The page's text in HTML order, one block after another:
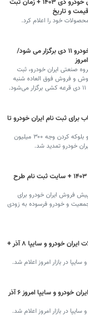
قرعه کشی ایران خودرو دی ۱۴۰۳ + زمان ثبت
و تاریخ
خود را اعلام کرد.
قرعه‌ کشی ایران‌ خودرو ١١ دی برگزار می‌ شود/
صنعتی ایران خودرو، ثبت
و فروش فوق‌ العاده شنبه
برای ثبت نام ایران خودرو تا
مهلت وکالتی کردن حساب‌ها و بلوکه کردن وجه ۳۰۰ میلیون
خودرو تمدید شد.
ایران خودرو آذر ۱۴۰۳ + سایت ثبت نام طرح
فروش ایران خودرو برای
و خودرو فرسوده به زودی
قیمت روز محصولات ایران خودرو و سایپا ۸ آذر +
در بازار امروز اعلام شد.
قیمت محصولات ایران خودرو و سایپا امروز ۶ آذر
در بازار امروز اعلام شد.